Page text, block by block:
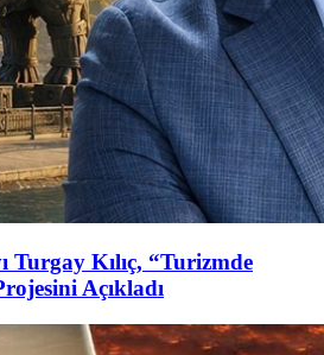
Turgay Kılıç, “Turizmde
Açıkladı